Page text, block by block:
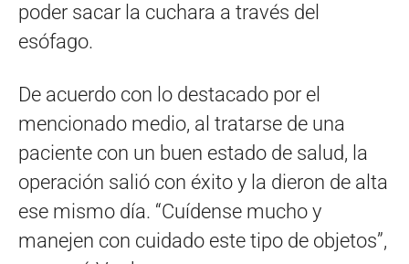
poder sacar la cuchara a través del
esófago.
De acuerdo con lo destacado por el
mencionado medio, al tratarse de una
paciente con un buen estado de salud, la
operación salió con éxito y la dieron de alta
ese mismo día. “Cuídense mucho y
manejen con cuidado este tipo de objetos”,